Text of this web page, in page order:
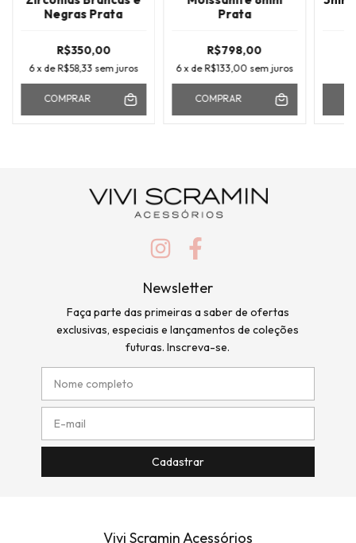
Negras Prata
R$350,00
6 x de R$58,33 sem juros
COMPRAR
Prata
R$798,00
6 x de R$133,00 sem juros
COMPRAR
Newsletter
Faça parte das primeiras a saber de ofertas
exclusivas, especiais e lançamentos de coleções
futuras. Inscreva-se.
Vivi Scramin Acessórios